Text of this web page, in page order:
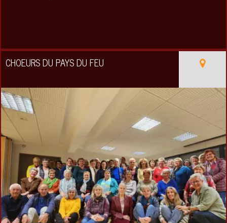
CHOEURS DU PAYS DU FEU